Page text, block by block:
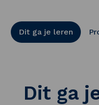
Dit ga je leren
Dit ga